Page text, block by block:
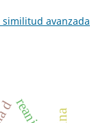
avanzada